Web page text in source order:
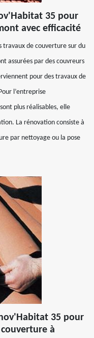
35 pour
avec efficacité
travaux de couverture sur du
assurées par des couvreurs
pour des travaux de
l’entreprise
plus réalisables, elle
La rénovation consiste à
par nettoyage ou la pose
35 pour
à